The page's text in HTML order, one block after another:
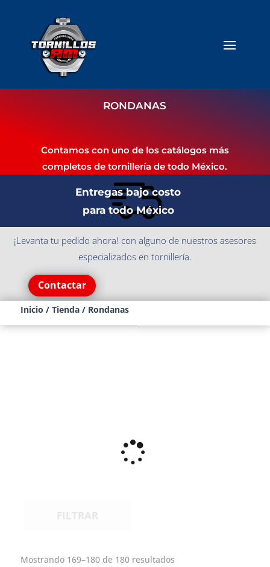
RONDANAS
Contamos con uno de los catálogos más
completos de tornillería de todo México.
Entregas bajo costo
para todo México
¡Levanta tu pedido ahora! con alguno de nuestros asesores
especializados en tornillería.
Contactar
Inicio / Tienda/ Rondanas
Mostrando 169–180 de 180 resultados